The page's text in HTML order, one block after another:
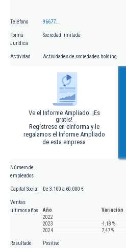
Teléfono 96677...
Forma
Jurídica
Sociedad limitada
Actividad Actividades de sociedades holding
Ve el Informe Ampliado. ¡Es
gratis!
Regístrese en eInforma y le
regalamos el Informe Ampliado
de esta empresa
Número de
empleados
Capital Social De 3.100 a 60.000 €
Ventas
últimos años
Año
Variación
2022
2023
-1,18 %
2024
7,47 %
Resultado
Positivo